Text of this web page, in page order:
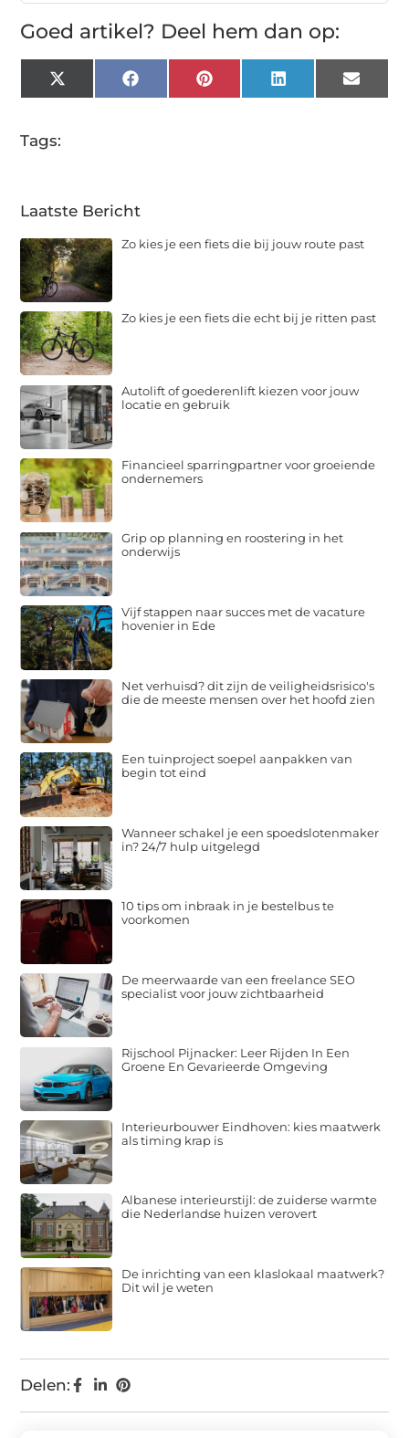
Goed artikel? Deel hem dan op:
X
(Twitter)
FacebookPinterestLinkedInEmail
Tags:
Delen:
Laatste Bericht
Zo kies je een fiets die bij jouw route past
Zo kies je een fiets die echt bij je ritten past
Autolift of goederenlift kiezen voor jouw
locatie en gebruik
Financieel sparringpartner voor groeiende
ondernemers
Grip op planning en roostering in het
onderwijs
Vijf stappen naar succes met de vacature
hovenier in Ede
Net verhuisd? dit zijn de veiligheidsrisico's
die de meeste mensen over het hoofd zien
Een tuinproject soepel aanpakken van
begin tot eind
Wanneer schakel je een spoedslotenmaker
in? 24/7 hulp uitgelegd
10 tips om inbraak in je bestelbus te
voorkomen
De meerwaarde van een freelance SEO
specialist voor jouw zichtbaarheid
Rijschool Pijnacker: Leer Rijden In Een
Groene En Gevarieerde Omgeving
Interieurbouwer Eindhoven: kies maatwerk
als timing krap is
Albanese interieurstijl: de zuiderse warmte
die Nederlandse huizen verovert
De inrichting van een klaslokaal maatwerk?
Dit wil je weten